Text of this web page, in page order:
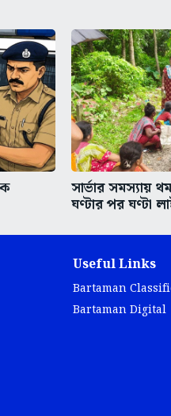
সার্ভার সমস্যায়
ঘণ্টার পর ঘণ্টা
Useful Links
Bartaman
Bartaman Digital